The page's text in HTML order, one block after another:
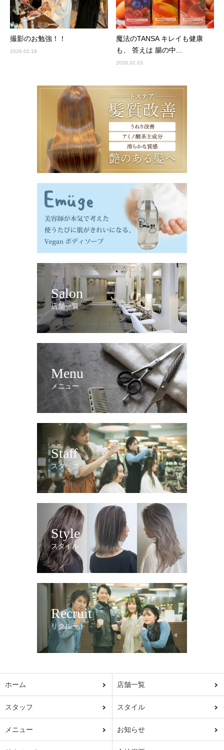
撮影のお勉強！！
2026.02.18
魔法のTANSA キレイも健康
も、 答えは 腸の中...
2026.02.03
Salon
店舗一覧
Menu
メニュー
Staff
スタッフ
Style
スタイル
Recruit
リクルート
ホーム 店舗一覧
スタッフ スタイル
メニュー お知らせ